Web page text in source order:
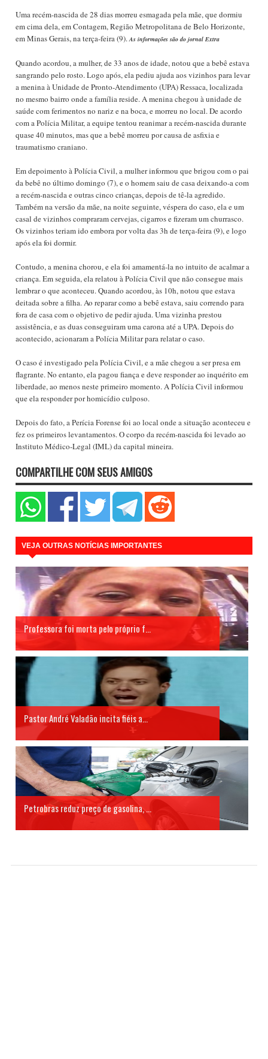
Uma recém-nascida de 28 dias morreu esmagada pela mãe, que dormiu
em cima dela, em Contagem, Região Metropolitana de Belo Horizonte,
em Minas Gerais, na terça-feira (9).As informações são do jornal Extra
Quando acordou, a mulher, de 33 anos de idade, notou que a bebê estava
sangrando pelo rosto. Logo após, ela pediu ajuda aos vizinhos para levar
a menina à Unidade de Pronto-Atendimento (UPA) Ressaca, localizada
no mesmo bairro onde a família reside. A menina chegou à unidade de
saúde com ferimentos no nariz e na boca, e morreu no local. De acordo
com a Polícia Militar, a equipe tentou reanimar a recém-nascida durante
quase 40 minutos, mas que a bebê morreu por causa de asfixia e
traumatismo craniano.
Em depoimento à Polícia Civil, a mulher informou que brigou com o pai
da bebê no último domingo (7), e o homem saiu de casa deixando-a com
a recém-nascida e outras cinco crianças, depois de tê-la agredido.
Também na versão da mãe, na noite seguinte, véspera do caso, ela e um
casal de vizinhos compraram cervejas, cigarros e fizeram um churrasco.
Os vizinhos teriam ido embora por volta das 3h de terça-feira (9), e logo
após ela foi dormir.
Contudo, a menina chorou, e ela foi amamentá-la no intuito de acalmar a
criança. Em seguida, ela relatou à Polícia Civil que não consegue mais
lembrar o que aconteceu. Quando acordou, às 10h, notou que estava
deitada sobre a filha. Ao reparar como a bebê estava, saiu correndo para
fora de casa com o objetivo de pedir ajuda. Uma vizinha prestou
assistência, e as duas conseguiram uma carona até a UPA. Depois do
acontecido, acionaram a Polícia Militar para relatar o caso.
O caso é investigado pela Polícia Civil, e a mãe chegou a ser presa em
flagrante. No entanto, ela pagou fiança e deve responder ao inquérito em
liberdade, ao menos neste primeiro momento. A Polícia Civil informou
que ela responder por homicídio culposo.
Depois do fato, a Perícia Forense foi ao local onde a situação aconteceu e
fez os primeiros levantamentos. O corpo da recém-nascida foi levado ao
Instituto Médico-Legal (IML) da capital mineira.
COMPARTILHE COM SEUS AMIGOS
VEJA OUTRAS NOTÍCIAS IMPORTANTES
Professora foi morta pelo próprio f...
Pastor André Valadão incita fiéis a...
Petrobras reduz preço de gasolina, ...